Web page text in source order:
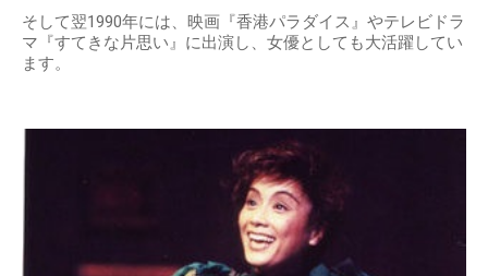
そして翌1990年には、映画『香港パラダイス』やテレビドラ
マ『すてきな片思い』に出演し、女優としても大活躍してい
ます。